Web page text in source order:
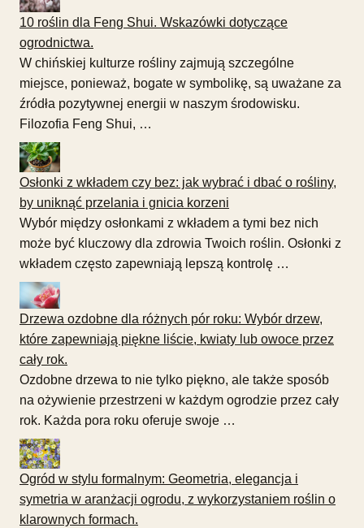
10 roślin dla Feng Shui. Wskazówki dotyczące
ogrodnictwa.
W chińskiej kulturze rośliny zajmują szczególne
miejsce, ponieważ, bogate w symbolikę, są uważane za
źródła pozytywnej energii w naszym środowisku.
Filozofia Feng Shui, …
Osłonki z wkładem czy bez: jak wybrać i dbać o rośliny,
by uniknąć przelania i gnicia korzeni
Wybór między osłonkami z wkładem a tymi bez nich
może być kluczowy dla zdrowia Twoich roślin. Osłonki z
wkładem często zapewniają lepszą kontrolę …
Drzewa ozdobne dla różnych pór roku: Wybór drzew,
które zapewniają piękne liście, kwiaty lub owoce przez
cały rok.
Ozdobne drzewa to nie tylko piękno, ale także sposób
na ożywienie przestrzeni w każdym ogrodzie przez cały
rok. Każda pora roku oferuje swoje …
Ogród w stylu formalnym: Geometria, elegancja i
symetria w aranżacji ogrodu, z wykorzystaniem roślin o
klarownych formach.